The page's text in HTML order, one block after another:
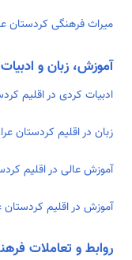
میراث فرهنگی کردستان
آموزش، زبان و
ادبیات کردی در اقلیم
زبان در اقلیم کردستان
آموزش عالی در اقلیم
آموزش در اقلیم کردستان
روابط و تعاملات